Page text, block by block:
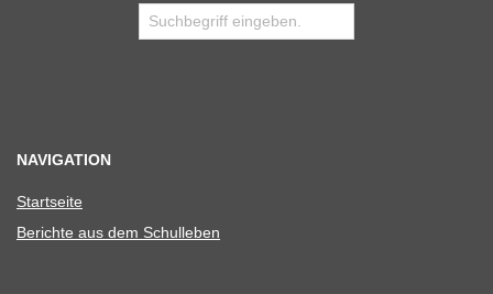
NAVIGATION
Start­seite
Berichte aus dem Schulleben